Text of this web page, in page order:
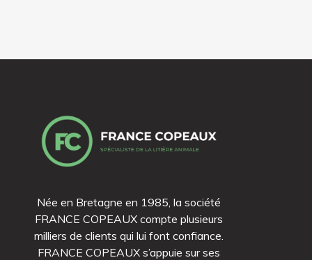
Née en Bretagne en 1985, la société
FRANCE COPEAUX compte plusieurs
milliers de clients qui lui font confiance.
FRANCE COPEAUX s’appuie sur ses